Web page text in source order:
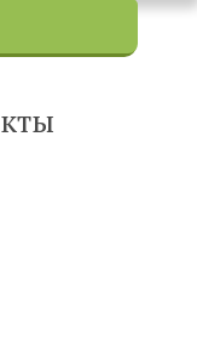
Просмотров:
Опубликована: